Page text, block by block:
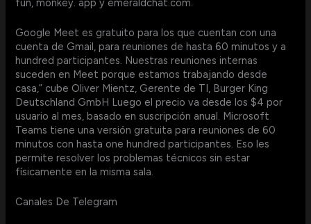
Google Meet es gratuito para los que cuentan con una
cuenta de Gmail, para reuniones de hasta 60 minutos y a
hundred participantes. Nuestras reuniones internas
suceden en Meet porque estamos trabajando desde
casa,” cube Oliver Mientz, Gerente de TI, Burger King
Deutschland GmbH Luego el precio va desde los $4 por
usuario al mes, basado en suscripción anual. Microsoft
Teams tiene una versión gratuita para reuniones de 60
minutos con hasta one hundred participantes. Eso les
permite resolver los problemas técnicos sin estar
físicamente en la misma sala.
Canales De Telegram